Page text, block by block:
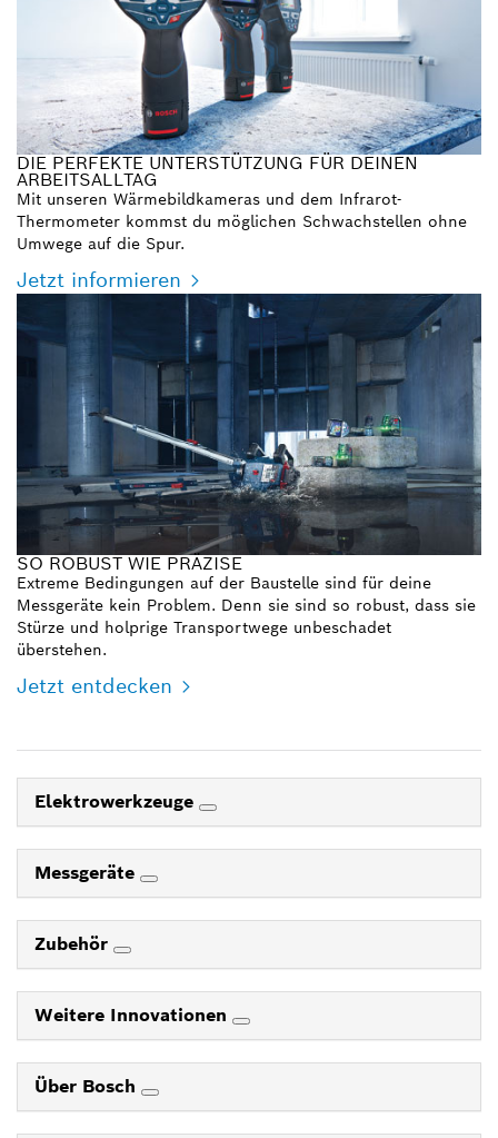
DIE PERFEKTE UNTERSTÜTZUNG FÜR DEINEN
ARBEITSALLTAG
Mit unseren Wärmebildkameras und dem Infrarot-
Thermometer kommst du möglichen Schwachstellen ohne
Umwege auf die Spur.
Jetzt informieren
SO ROBUST WIE PRÄZISE
Extreme Bedingungen auf der Baustelle sind für deine
Messgeräte kein Problem. Denn sie sind so robust, dass sie
Stürze und holprige Transportwege unbeschadet
überstehen.
Jetzt entdecken
Elektrowerkzeuge
Messgeräte
Zubehör
Weitere Innovationen
Über Bosch